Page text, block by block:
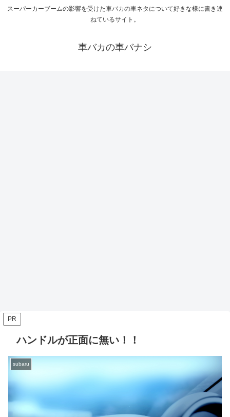
スーパーカーブームの影響を受けた車バカの車ネタについて好きな様に書き連
ねているサイト。
車バカの車バナシ
PR
ハンドルが正面に無い！！
subaru